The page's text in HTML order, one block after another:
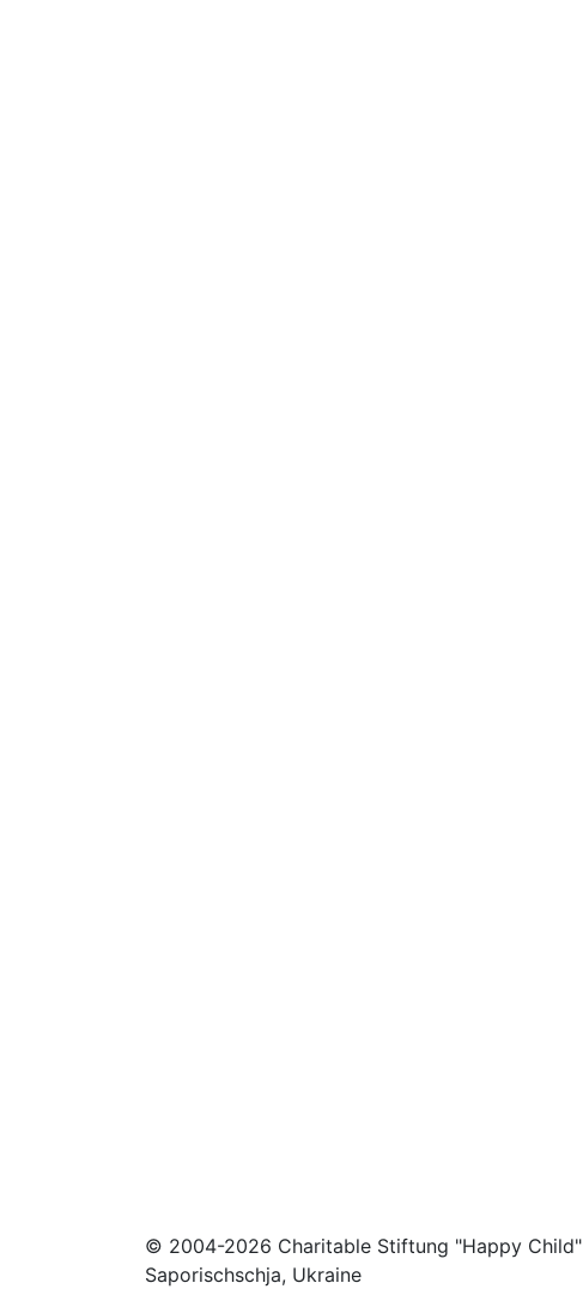
© 2004-2026 Charitable Stiftung "Happy Child"
Saporischschja, Ukraine